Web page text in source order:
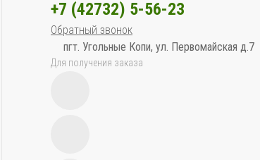
+7 (42732) 5-56-23
Обратный звонок
пгт. Угольные Копи, ул. Первомайская д.7
Для получения заказа